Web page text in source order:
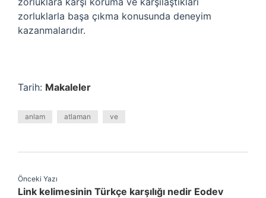
zorluklarla başa çıkma konusunda deneyim
kazanmalarıdır.
Tarih: Makaleler
anlam atlaman ve
Önceki Yazı
Link kelimesinin Türkçe karşılığı nedir Eodev